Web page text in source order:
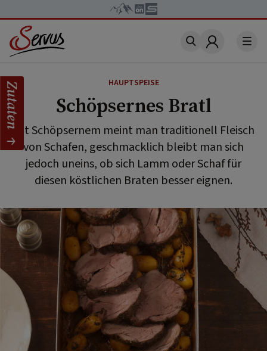
Account
HAUPTSPEISE
Schöpsernes Bratl
Mit Schöpsernem meint man traditionell Fleisch
von Schafen, geschmacklich bleibt man sich
jedoch uneins, ob sich Lamm oder Schaf für
diesen köstlichen Braten besser eignen.
Zutaten